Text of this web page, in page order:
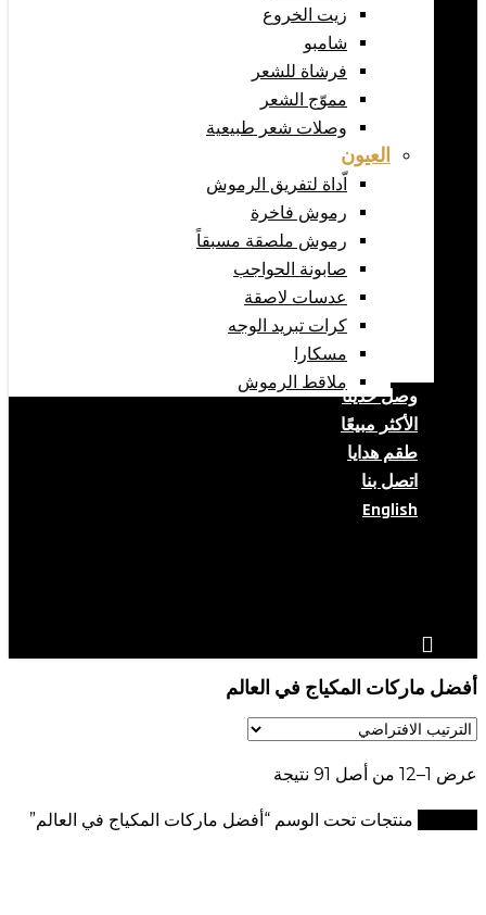
زيت الخروع
شامبو
فرشاة للشعر
مموّج الشعر
وصلات شعر طبيعية
العيون
اّداة لتفريق الرموش
رموش فاخرة
رموش ملصقة مسبقاً
صابونة الحواجب
عدسات لاصقة
كرات تبريد الوجه
مسكارا
ملاقط الرموش
وصل حديثا
الأكثر مبيعًا
طقم هدايا
اتصل بنا
English
أفضل ماركات المكياج في العالم
عرض 1–12 من أصل 91 نتيجة
منتجات تحت الوسم “أفضل ماركات المكياج في العالم”